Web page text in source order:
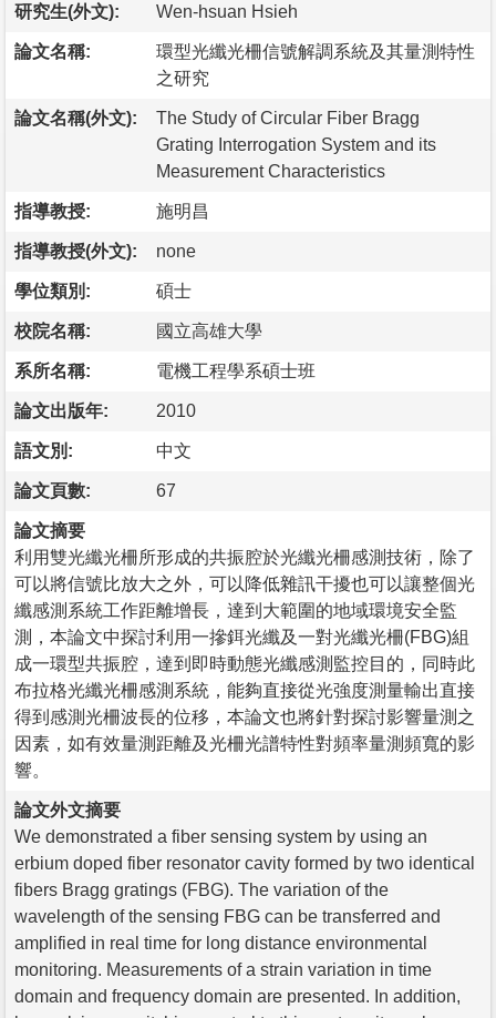
研究生(外文): Wen-hsuan Hsieh
論文名稱:
環型光纖光柵信號解調系統及其量測特性
之研究
論文名稱(外文):
The Study of Circular Fiber Bragg
Grating Interrogation System and its
Measurement Characteristics
指導教授: 施明昌
指導教授(外文): none
學位類別: 碩士
校院名稱: 國立高雄大學
系所名稱: 電機工程學系碩士班
論文出版年: 2010
語文別: 中文
論文頁數: 67
論文摘要
利用雙光纖光柵所形成的共振腔於光纖光柵感測技術，除了
可以將信號比放大之外，可以降低雜訊干擾也可以讓整個光
纖感測系統工作距離增長，達到大範圍的地域環境安全監
測，本論文中探討利用一摻鉺光纖及一對光纖光柵(FBG)組
成一環型共振腔，達到即時動態光纖感測監控目的，同時此
布拉格光纖光柵感測系統，能夠直接從光強度測量輸出直接
得到感測光柵波長的位移，本論文也將針對探討影響量測之
因素，如有效量測距離及光柵光譜特性對頻率量測頻寬的影
響。
論文外文摘要
We demonstrated a fiber sensing system by using an
erbium doped fiber resonator cavity formed by two identical
fibers Bragg gratings (FBG). The variation of the
wavelength of the sensing FBG can be transferred and
amplified in real time for long distance environmental
monitoring. Measurements of a strain variation in time
domain and frequency domain are presented. In addition,